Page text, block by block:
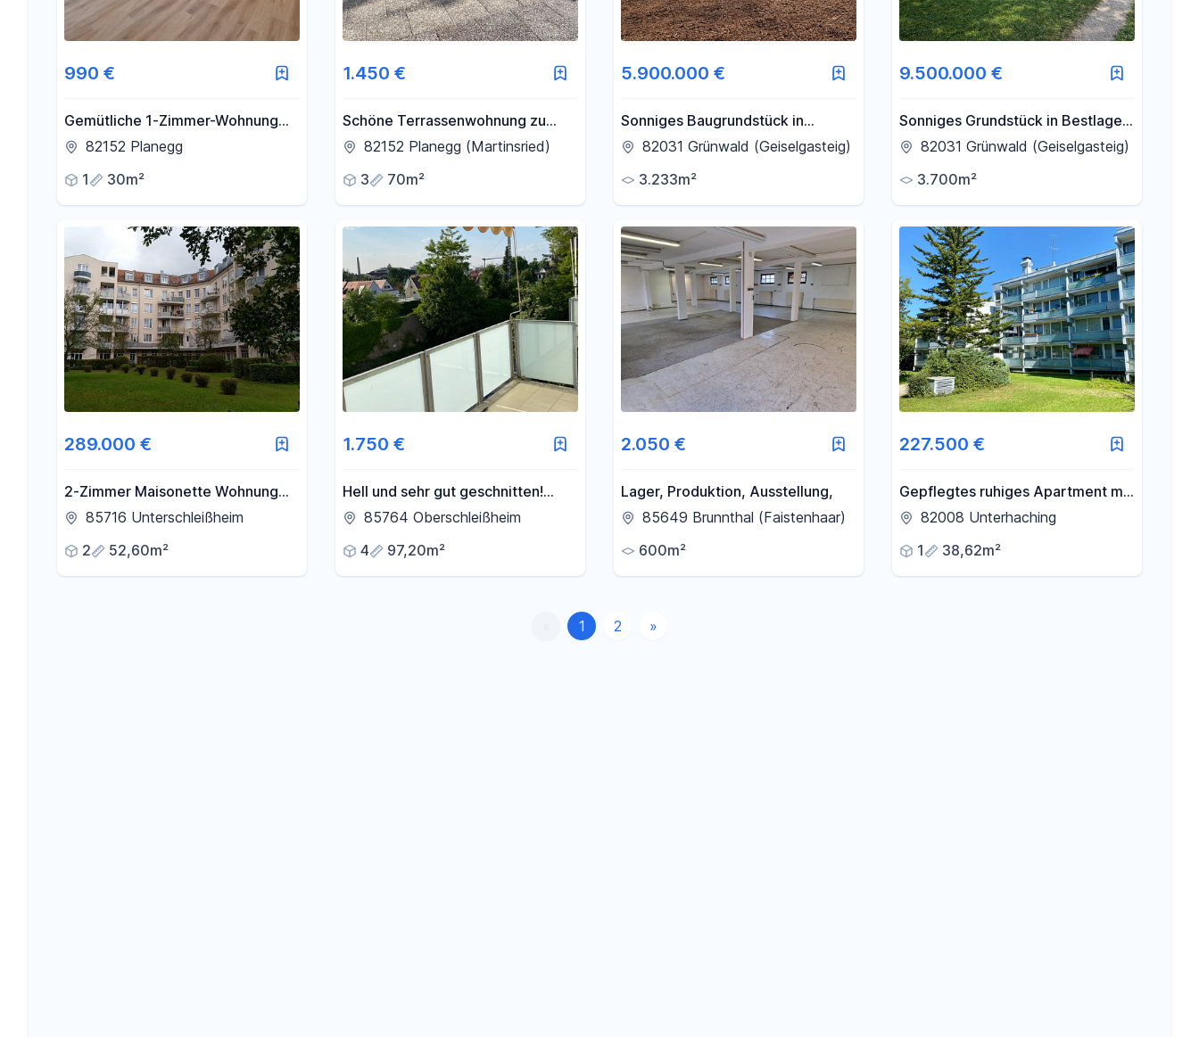
990 €
Gemütliche 1-Zimmer-Wohnung
mit guter Anbindung in Planegg
82152 Planegg
1
30m²
1.450 €
Schöne Terrassenwohnung zu
vermieten
82152 Planegg (Martinsried)
3
70m²
5.900.000 €
Sonniges Baugrundstück in
Grünwald - provisionsfrei vom
82031 Grünwald (Geiselgasteig)
3.233m²
9.500.000 €
Sonniges Grundstück in Bestlage
von Grünwald *provisionsfrei*
82031 Grünwald (Geiselgasteig)
3.700m²
289.000 €
2-Zimmer Maisonette Wohnung
*** vom Eigentümer ***
85716 Unterschleißheim
2
52,60m²
1.750 €
Hell und sehr gut geschnitten!
Wohnung mit viel Platz und einem
85764 Oberschleißheim
4
97,20m²
2.050 €
Lager, Produktion, Ausstellung,
85649 Brunnthal (Faistenhaar)
600m²
227.500 €
Gepflegtes ruhiges Apartment mit
großer Loggia im Hochparterre
82008 Unterhaching
1
38,62m²
1 2 »